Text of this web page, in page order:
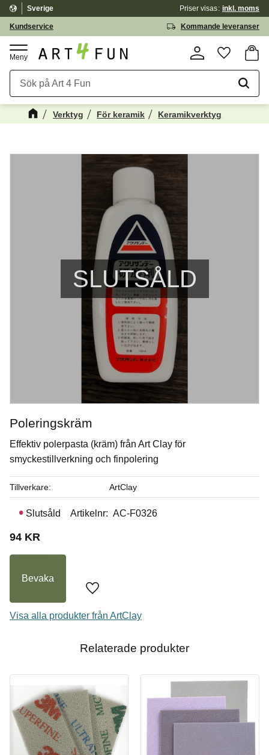
Meny
Kundservice Kommande leveranser
Sverige Priser visas inkl. moms
Verktyg För keramik Keramikverktyg
intressera dig?
Klarglasyr blank utan zink
Penselglasyr för stengods - blank
Art. nr: SW-004
SLUTSÅLD
Poleringskräm
Effektiv polerpasta (kräm) från Art Clay för
smyckestillverkning och finpolering
94 KR
Lägg till i favoriter
Bevaka
Slutsåld Artikelnr AC-F0326
Tillverkare ArtClay
Visa alla produkter från ArtClay
Relaterade produkter